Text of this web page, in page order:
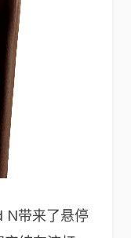
N带来了悬停